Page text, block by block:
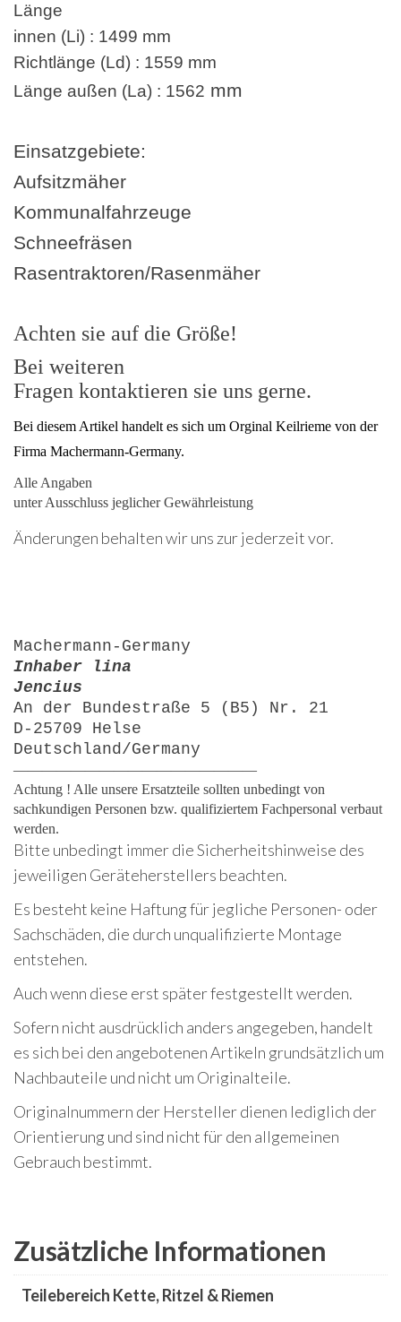
Länge
innen (Li) : 1499 mm
Richtlänge (Ld) : 1559 mm
Länge außen (La) : 1562 mm
Einsatzgebiete:
Aufsitzmäher
Kommunalfahrzeuge
Schneefräsen
Rasentraktoren/Rasenmäher
Achten sie auf die Größe!
Bei weiteren
Fragen kontaktieren sie uns gerne.
Bei diesem Artikel handelt es sich um Orginal Keilrieme von der
Firma Machermann-Germany.
Alle Angaben
unter Ausschluss jeglicher Gewährleistung
Änderungen behalten wir uns zur jederzeit vor.
Machermann-Germany
Inhaber lina
Jencius
An der Bundestraße 5 (B5) Nr. 21
D-25709 Helse
Deutschland/Germany
—————————————————
Achtung ! Alle unsere Ersatzteile sollten unbedingt von
sachkundigen Personen bzw. qualifiziertem Fachpersonal verbaut
werden.
Bitte unbedingt immer die Sicherheitshinweise des
jeweiligen Geräteherstellers beachten.
Es besteht keine Haftung für jegliche Personen- oder
Sachschäden, die durch unqualifizierte Montage
entstehen.
Auch wenn diese erst später festgestellt werden.
Sofern nicht ausdrücklich anders angegeben, handelt
es sich bei den angebotenen Artikeln grundsätzlich um
Nachbauteile und nicht um Originalteile.
Originalnummern der Hersteller dienen lediglich der
Orientierung und sind nicht für den allgemeinen
Gebrauch bestimmt.
Zusätzliche Informationen
Teilebereich Kette, Ritzel & Riemen